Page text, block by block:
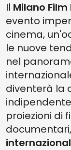
Il Milano Film
evento
cinema,
le nuove
nel
diventerà la
proiezioni di